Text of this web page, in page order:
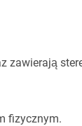
zawierają
fizycznym.